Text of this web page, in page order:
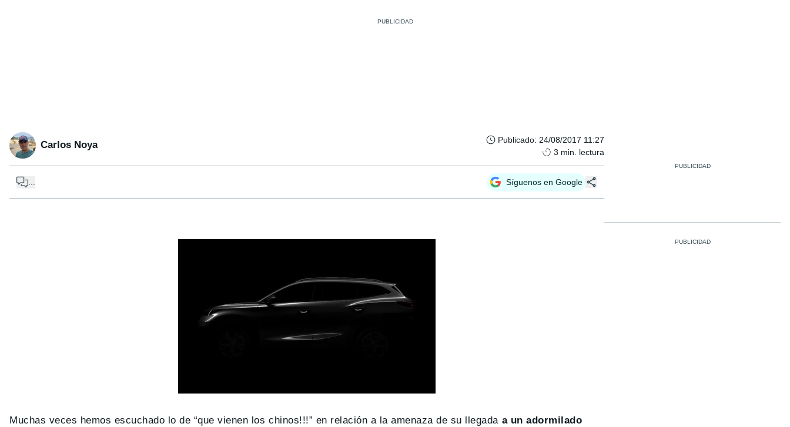
Carlos Noya Publicado: 24/08/2017 11:27
3 min. lectura
Síguenos en Google
Muchas veces hemos escuchado lo de “que vienen los chinos!!!” en relación a la amenaza de su llegada a un adormilado